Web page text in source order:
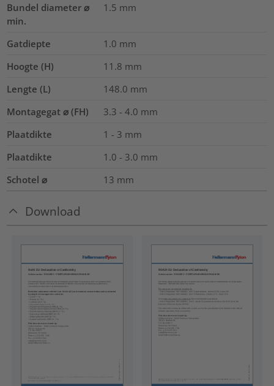
Bundel diameter ⌀
min.
1.5 mm
Gatdiepte 1.0 mm
Hoogte (H)
11.8 mm
Lengte (L)
148.0 mm
Montagegat ⌀ (FH)
3.3 - 4.0 mm
Plaatdikte
1 - 3 mm
Plaatdikte
1.0 - 3.0 mm
Schotel ⌀
13 mm
Download